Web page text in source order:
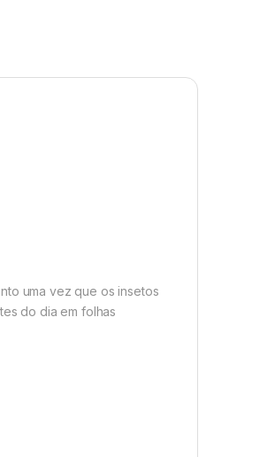
uma vez que os insetos
do dia em folhas